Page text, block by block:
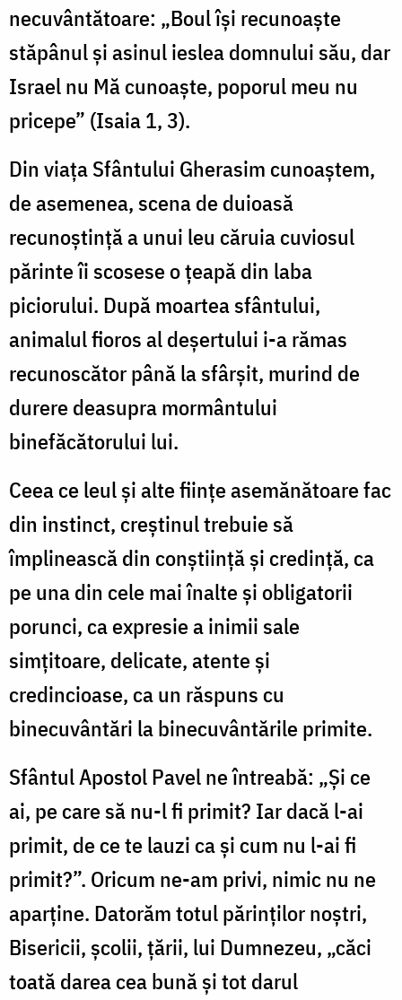
necuvântătoare: „Boul îşi recunoaşte
stăpânul şi asinul ieslea domnului său, dar
Israel nu Mă cunoaşte, poporul meu nu
pricepe” (Isaia 1, 3).
Din viaţa Sfântului Gherasim cunoaştem,
de asemenea, scena de duioasă
recunoştinţă a unui leu căruia cuviosul
părinte îi scosese o ţeapă din laba
piciorului. După moartea sfântului,
animalul fioros al deşertului i-a rămas
recunoscător până la sfârşit, murind de
durere deasupra mormântului
binefăcătorului lui.
Ceea ce leul şi alte fiinţe asemănătoare fac
din instinct, creştinul trebuie să
împlinească din conştiinţă şi credinţă, ca
pe una din cele mai înalte şi obligatorii
porunci, ca expresie a inimii sale
simţitoare, delicate, atente şi
credincioase, ca un răspuns cu
binecuvântări la binecuvântările primite.
Sfântul Apostol Pavel ne întreabă: „Şi ce
ai, pe care să nu-l fi primit? Iar dacă l-ai
primit, de ce te lauzi ca şi cum nu l-ai fi
primit?”. Oricum ne-am privi, nimic nu ne
aparţine. Datorăm totul părinţilor noştri,
Bisericii, şcolii, ţării, lui Dumnezeu, „căci
toată darea cea bună şi tot darul